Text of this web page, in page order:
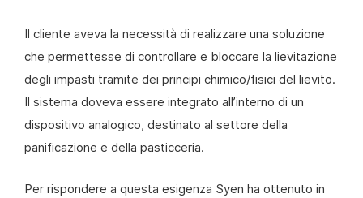
Il cliente aveva la necessità di realizzare una soluzione
che permettesse di controllare e bloccare la lievitazione
degli impasti tramite dei principi chimico/fisici del lievito.
Il sistema doveva essere integrato all’interno di un
dispositivo analogico, destinato al settore della
panificazione e della pasticceria.
Per rispondere a questa esigenza Syen ha ottenuto in